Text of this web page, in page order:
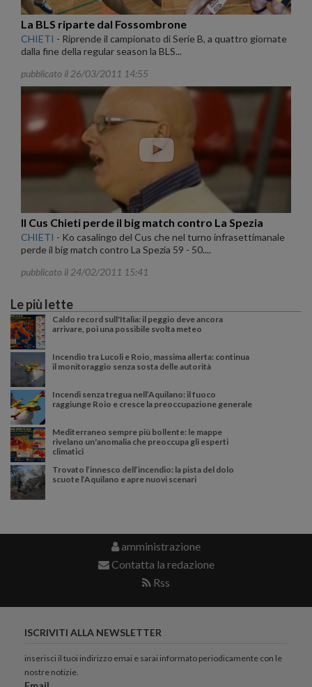
La BLS riparte dal Fossombrone
CHIETI - Riprende il campionato di Serie B, a quattro giornate
dalla fine della regular season la BLS...
pubblicato il 26/03/2011 14:55
Il Cus Chieti perde il big match contro La Spezia
CHIETI - Ko casalingo del Cus che nel turno infrasettimanale
perde il big match contro La Spezia 59 - 50....
pubblicato il 24/02/2011 15:41
Le più lette
Caldo record sull'Italia: il peggio deve ancora
arrivare, poi una possibile svolta meteo
Incendio tra Lucoli e Roio, massima allerta: continua
il monitoraggio senza sosta delle autorità
Incendi senza tregua nell’Aquilano: il fuoco
raggiunge Roio e cresce la preoccupazione generale
Mediterraneo sempre più bollente: le mappe
rivelano un'anomalia che preoccupa gli esperti
climatici
Trovato l’innesco dell’incendio: la pista del dolo
scuote l’Aquilano e apre nuovi scenari
amministrazione
Contatta la redazione
Rss
ISCRIVITI ALLA NEWSLETTER
inserisci il tuoi indirizzo emai e sarai informato periodicamente con le
nostre notizie.